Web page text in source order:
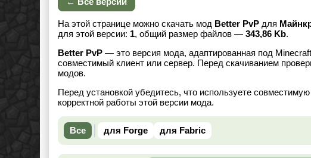
На этой странице можно скачать мод Better PvP для
для этой версии: 1, общий размер файлов — 343,86 Kb.
Better PvP — это версия мода, адаптированная под Minecraft
совместимый клиент или сервер. Перед скачиванием
модов.
Перед установкой убедитесь, что используете
корректной работы этой версии мода.
Все для Forge для Fabric